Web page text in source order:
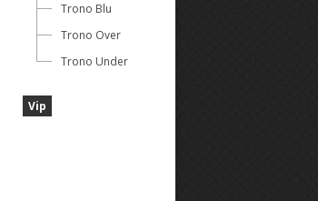
Trono Blu
Trono Over
Trono Under
Vip